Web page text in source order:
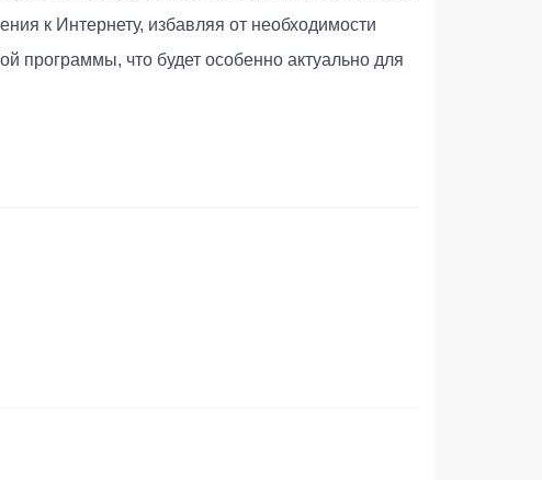
к Интернету, избавляя от необходимости
программы, что будет особенно актуально для